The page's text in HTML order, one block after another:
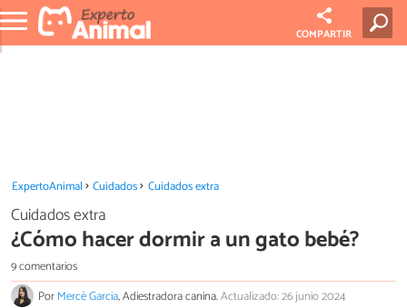
COMPARTIR
ExpertoAnimal Cuidados Cuidados extra
Cuidados extra
¿Cómo hacer dormir a un gato bebé?
9 comentarios
PorMercè Garcia, Adiestradora canina.Actualizado: 26 junio 2024